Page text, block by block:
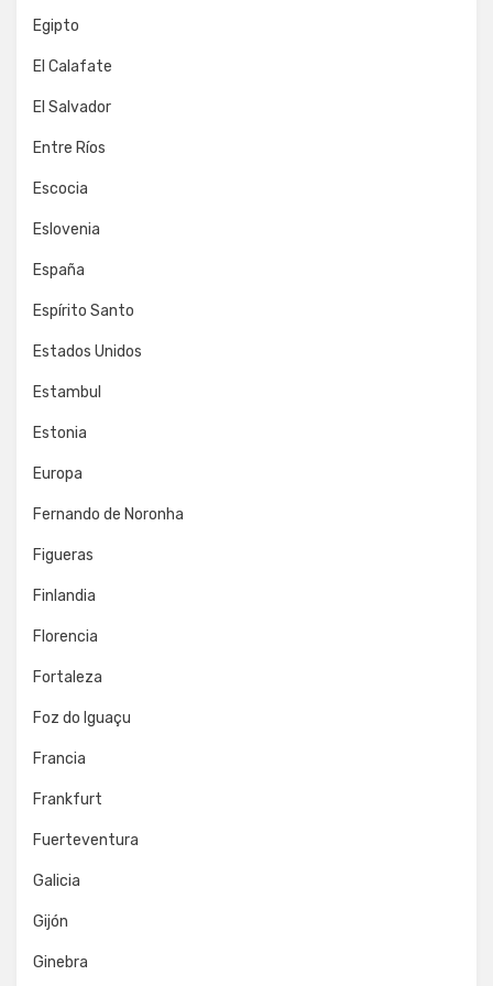
Egipto
El Calafate
El Salvador
Entre Ríos
Escocia
Eslovenia
España
Espírito Santo
Estados Unidos
Estambul
Estonia
Europa
Fernando de Noronha
Figueras
Finlandia
Florencia
Fortaleza
Foz do Iguaçu
Francia
Frankfurt
Fuerteventura
Galicia
Gijón
Ginebra